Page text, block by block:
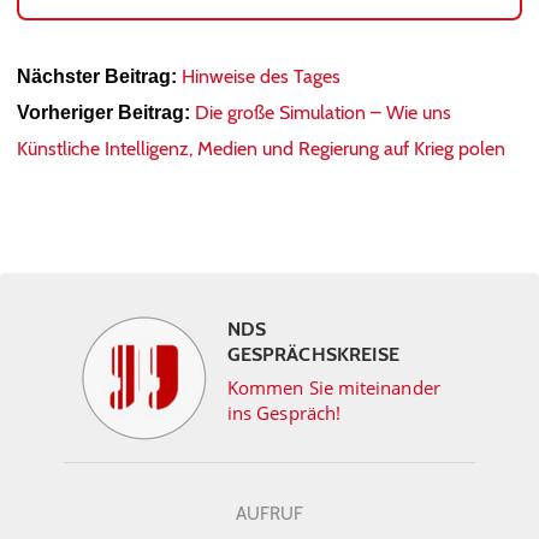
Nächster Beitrag: Hinweise des Tages
Vorheriger Beitrag: Die große Simulation – Wie uns
Künstliche Intelligenz, Medien und Regierung auf Krieg polen
NDS
GESPRÄCHSKREISE
Kommen Sie miteinander
ins Gespräch!
AUFRUF